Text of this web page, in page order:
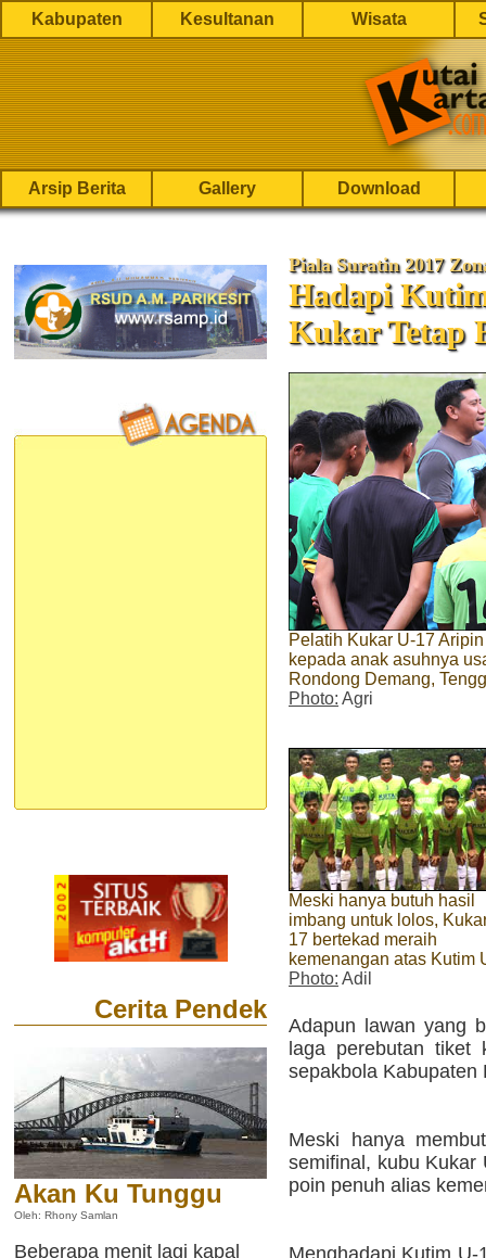
Kabupaten Kesultanan Wisata
Arsip Berita Gallery Download
Cerita Pendek
Akan Ku Tunggu
Oleh: Rhony Samlan
Beberapa menit lagi kapal
Piala Suratin 2017
Hadapi
Kukar Tetap
Pelatih Kukar U-17
kepada anak asuhnya
Rondong Demang,
Photo: Agri
Meski hanya butuh hasil
imbang untuk lolos,
17 bertekad meraih
kemenangan atas Kutim
Photo: Adil
Adapun lawan yang
laga perebutan tiket
sepakbola Kabupaten
Meski hanya
semifinal, kubu Kukar
poin penuh alias
Menghadapi Kutim